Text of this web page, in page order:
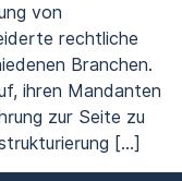
von
rechtliche
Branchen.
ihren Mandanten
zur Seite zu
[…]